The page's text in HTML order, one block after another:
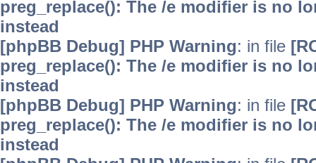
preg_replace(): The /e modifier is no
instead
[phpBB Debug] PHP Warning: in file
preg_replace(): The /e modifier is no
instead
[phpBB Debug] PHP Warning: in file
preg_replace(): The /e modifier is no
instead